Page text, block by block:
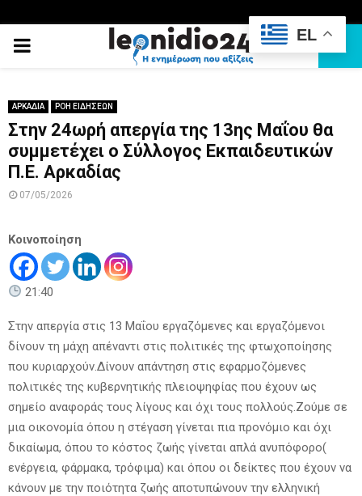
PRIMARY
ΑΡΚΑΔΙΑ ΡΟΗ ΕΙΔΗΣΕΩΝ
Στην 24ωρή απεργία της 13ης Μαΐου θα
συμμετέχει ο Σύλλογος Εκπαιδευτικών
Π.Ε. Αρκαδίας
07/05/2026
Κοινοποίηση
21:40
Στην απεργία στις 13 Μαΐου εργαζόμενες και εργαζόμενοι
δίνουν τη μάχη απέναντι στις πολιτικές της φτωχοποίησης
που κυριαρχούν.Δίνουν απάντηση στις εφαρμοζόμενες
πολιτικές της κυβερνητικής πλειοψηφίας που έχουν ως
σημείο αναφοράς τους λίγους και όχι τους πολλούς.Ζούμε σε
μια οικονομία όπου η στέγαση γίνεται πια προνόμιο και όχι
δικαίωμα, όπου το κόστος ζωής γίνεται απλά ανυπόφορο(
ενέργεια, φάρμακα, τρόφιμα) και όπου οι δείκτες που έχουν να
κάνουν με την ποιότητα ζωής αποτυπώνουν την ελληνική
EL